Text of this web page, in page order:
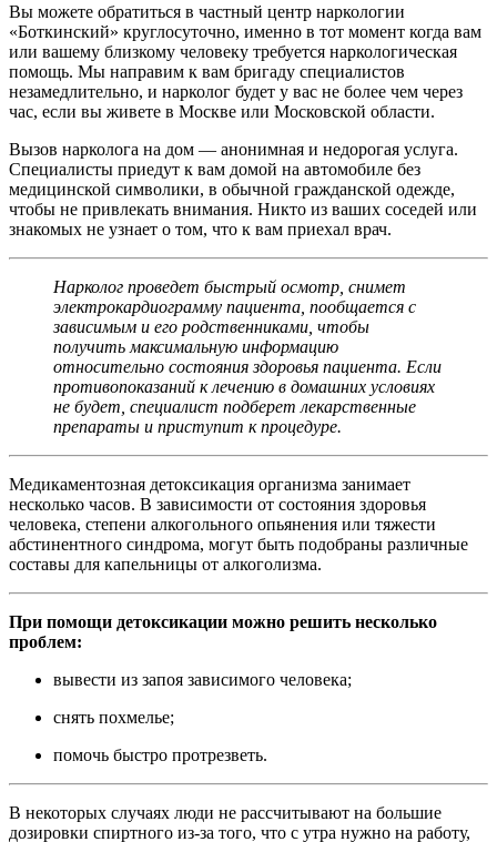
Вы можете обратиться в частный центр наркологии
«Боткинский» круглосуточно, именно в тот момент когда вам
или вашему близкому человеку требуется наркологическая
помощь. Мы направим к вам бригаду специалистов
незамедлительно, и нарколог будет у вас не более чем через
час, если вы живете в Москве или Московской области.
Вызов нарколога на дом — анонимная и недорогая услуга.
Специалисты приедут к вам домой на автомобиле без
медицинской символики, в обычной гражданской одежде,
чтобы не привлекать внимания. Никто из ваших соседей или
знакомых не узнает о том, что к вам приехал врач.
Нарколог проведет быстрый осмотр, снимет
электрокардиограмму пациента, пообщается с
зависимым и его родственниками, чтобы
получить максимальную информацию
относительно состояния здоровья пациента. Если
противопоказаний к лечению в домашних условиях
не будет, специалист подберет лекарственные
препараты и приступит к процедуре.
Медикаментозная детоксикация организма занимает
несколько часов. В зависимости от состояния здоровья
человека, степени алкогольного опьянения или тяжести
абстинентного синдрома, могут быть подобраны различные
составы для капельницы от алкоголизма.
При помощи детоксикации можно решить несколько
проблем:
вывести из запоя зависимого человека;
снять похмелье;
помочь быстро протрезветь.
В некоторых случаях люди не рассчитывают на большие
дозировки спиртного из-за того, что с утра нужно на работу,